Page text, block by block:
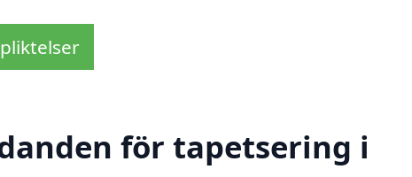
för tapetsering i